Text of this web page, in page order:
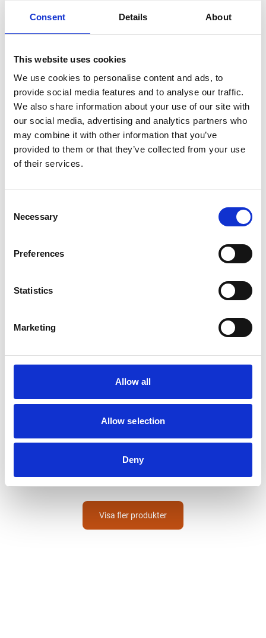
Consent Details About
This website uses cookies
We use cookies to personalise content and ads, to
provide social media features and to analyse our traffic.
We also share information about your use of our site with
our social media, advertising and analytics partners who
may combine it with other information that you’ve
provided to them or that they’ve collected from your use
of their services.
Selection
Necessary
Preferences
Statistics
Marketing
Allow all
Allow selection
Deny
Från189SEK
392 SEK
GUL/RÖD 500M
GUL/SVART 500M
RÖD/VIT 500M
Visa fler produkter